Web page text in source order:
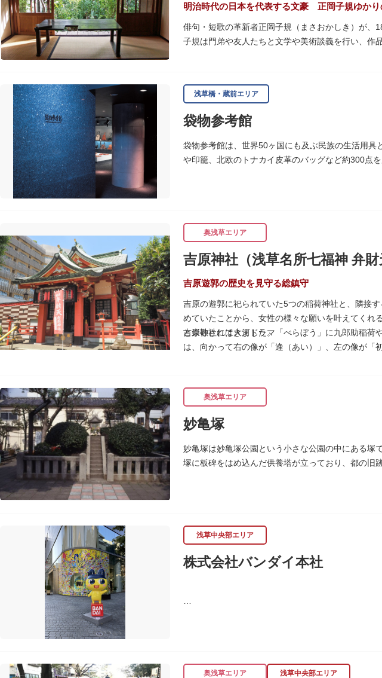
明治時代の日本を代表する文豪 正岡子規ゆかり
俳句・短歌の革新者正岡子規（まさおかしき）が、
子規は門弟や友人たちと文学や美術談義を行い、作
1945（昭和20）年の空襲で焼失しましたが、その5
感できる魅力的な空間となっています。
子規が病室兼書斎にしていた「病牀六尺の間」など
のボランティア団体により大切に維持・保存されて
浅草橋・蔵前エリア
袋物参考館
袋物参考館は、世界50ヶ国にも及ぶ民族の生活用
や印籠、北欧のトナカイ皮革のバッグなど約300点
奥浅草エリア
吉原神社（浅草名所七福神 弁財
吉原遊郭の歴史を見守る総鎮守
吉原の遊郭に祀られていた5つの稲荷神社と、隣接
めていたことから、女性の様々な願いを叶えてくれ
と崇敬されてきました。
春になると逢初桜（あいぞめさくら）と呼ばれる
吉原弁財天は浅草名所七福神の一社・弁財天にあた
吉原神社には大河ドラマ「べらぼう」に九郎助稲荷
は、向かって右の像が「逢（あい）」、左の像が「
奥浅草エリア
妙亀塚
妙亀塚は妙亀塚公園という小さな公園の中にある塚
塚に板碑をはめ込んだ供養塔が立っており、都の旧
塚の上には板碑が祀られています。この板碑には
なお、隅田川の対岸、木母寺（墨田区堤通）境内に
浅草中央部エリア
株式会社バンダイ本社
奥浅草エリア 浅草中央部エリア